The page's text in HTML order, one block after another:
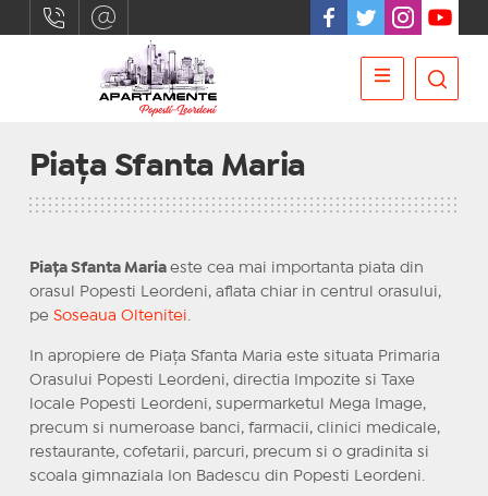
Piaţa Sfanta Maria
Piaţa Sfanta Maria este cea mai importanta piata din
orasul Popesti Leordeni, aflata chiar in centrul orasului,
pe Soseaua Oltenitei
In apropiere de Piaţa Sfanta Maria este situata Primaria
Orasului Popesti Leordeni, directia Impozite si Taxe
locale Popesti Leordeni, supermarketul Mega Image,
precum si numeroase banci, farmacii, clinici medicale,
restaurante, cofetarii, parcuri, precum si o gradinita si
scoala gimnaziala Ion Badescu din Popesti Leordeni.